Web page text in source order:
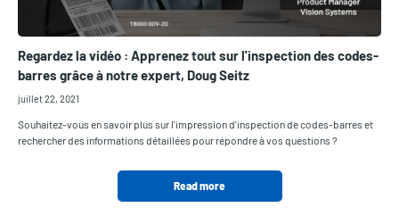
Regardez la vidéo : Apprenez tout sur l'inspection des codes-
barres grâce à notre expert, Doug Seitz
juillet 22, 2021
Souhaitez-vous en savoir plus sur l'impression d'inspection de codes-barres et
rechercher des informations détaillées pour répondre à vos questions ?
Read more